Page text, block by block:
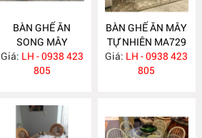
BÀN GHẾ ĂN
SONG MÂY
MA730
Giá: LH - 0938 423
805
BÀN GHẾ ĂN MÂY
TỰ NHIÊN MA729
Giá: LH - 0938 423
805